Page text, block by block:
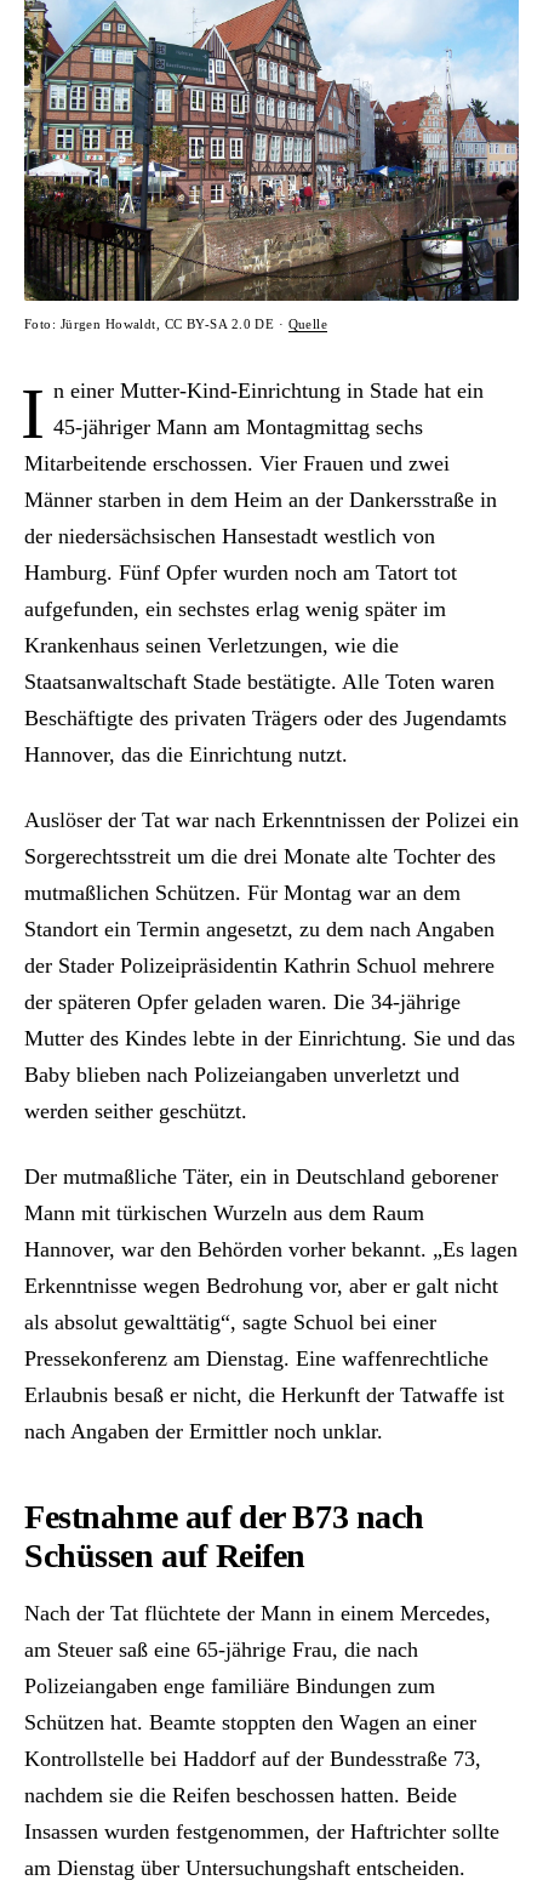
Foto: Jürgen Howaldt, CC BY-SA 2.0 DE · Quelle
I n einer Mutter-Kind-Einrichtung in Stade hat ein
45-jähriger Mann am Montagmittag sechs
Mitarbeitende erschossen. Vier Frauen und zwei
Männer starben in dem Heim an der Dankersstraße in
der niedersächsischen Hansestadt westlich von
Hamburg. Fünf Opfer wurden noch am Tatort tot
aufgefunden, ein sechstes erlag wenig später im
Krankenhaus seinen Verletzungen, wie die
Staatsanwaltschaft Stade bestätigte. Alle Toten waren
Beschäftigte des privaten Trägers oder des Jugendamts
Hannover, das die Einrichtung nutzt.
Auslöser der Tat war nach Erkenntnissen der Polizei ein
Sorgerechtsstreit um die drei Monate alte Tochter des
mutmaßlichen Schützen. Für Montag war an dem
Standort ein Termin angesetzt, zu dem nach Angaben
der Stader Polizeipräsidentin Kathrin Schuol mehrere
der späteren Opfer geladen waren. Die 34-jährige
Mutter des Kindes lebte in der Einrichtung. Sie und das
Baby blieben nach Polizeiangaben unverletzt und
werden seither geschützt.
Der mutmaßliche Täter, ein in Deutschland geborener
Mann mit türkischen Wurzeln aus dem Raum
Hannover, war den Behörden vorher bekannt. „Es lagen
Erkenntnisse wegen Bedrohung vor, aber er galt nicht
als absolut gewalttätig“, sagte Schuol bei einer
Pressekonferenz am Dienstag. Eine waffenrechtliche
Erlaubnis besaß er nicht, die Herkunft der Tatwaffe ist
nach Angaben der Ermittler noch unklar.
Festnahme auf der B73 nach
Schüssen auf Reifen
Nach der Tat flüchtete der Mann in einem Mercedes,
am Steuer saß eine 65-jährige Frau, die nach
Polizeiangaben enge familiäre Bindungen zum
Schützen hat. Beamte stoppten den Wagen an einer
Kontrollstelle bei Haddorf auf der Bundesstraße 73,
nachdem sie die Reifen beschossen hatten. Beide
Insassen wurden festgenommen, der Haftrichter sollte
am Dienstag über Untersuchungshaft entscheiden.